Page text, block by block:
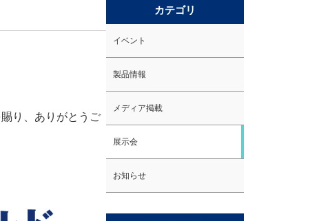
り、ありがとうご
カテゴリ
イベント
製品情報
メディア掲載
展示会
お知らせ